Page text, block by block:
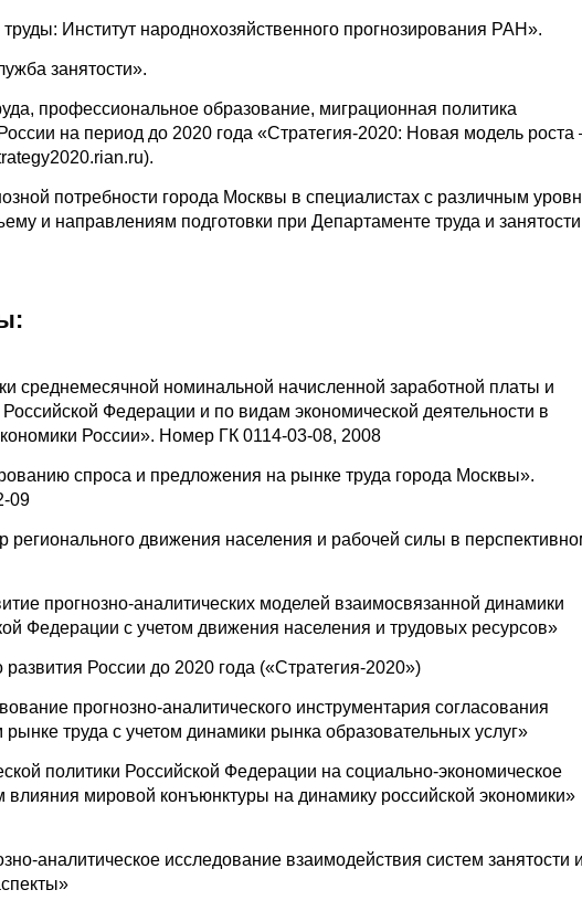
Институт народнохозяйственного прогнозирования РАН».
занятости».
профессиональное образование, миграционная политика
на период до 2020 года «Стратегия-2020: Новая модель
потребности города Москвы в специалистах с различным
и направлениям подготовки при Департаменте труда и занятости
среднемесячной номинальной начисленной заработной платы и
Федерации и по видам экономической деятельности в
России». Номер ГК 0114-03-08, 2008
спроса и предложения на рынке труда города Москвы».
09
движения населения и рабочей силы в
прогнозно-аналитических моделей взаимосвязанной динамики
Федерации с учетом движения населения и трудовых ресурсов»
России до 2020 года («Стратегия-2020»)
прогнозно-аналитического инструментария согласования
труда с учетом динамики рынка образовательных услуг»
политики Российской Федерации на социально-экономическое
влияния мировой конъюнктуры на динамику российской экономики»
аналитическое исследование взаимодействия систем занятости и